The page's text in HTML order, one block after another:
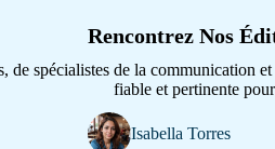
Rencontrez Nos
de spécialistes de la communication
fiable et pertinente
Isabella Torres